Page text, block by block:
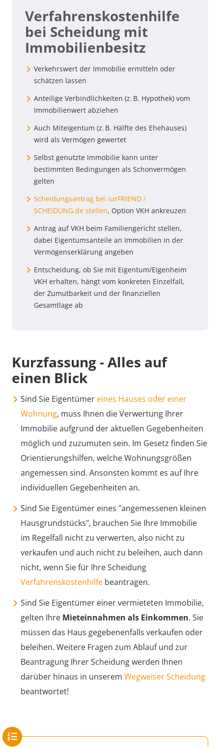
Verfahrenskostenhilfe
bei Scheidung mit
Immobilienbesitz
Verkehrswert der Immobilie ermitteln oder
schätzen lassen
Anteilige Verbindlichkeiten (z. B. Hypothek) vom
Immobilienwert abziehen
Auch Miteigentum (z. B. Hälfte des Ehehauses)
wird als Vermögen gewertet
Selbst genutzte Immobilie kann unter
bestimmten Bedingungen als Schonvermögen
gelten
Scheidungsantrag bei iurFRIEND /
SCHEIDUNG.de stellen, Option VKH ankreuzen
Antrag auf VKH beim Familiengericht stellen,
dabei Eigentumsanteile an Immobilien in der
Vermögenserklärung angeben
Entscheidung, ob Sie mit Eigentum/Eigenheim
VKH erhalten, hängt vom konkreten Einzelfall,
der Zumutbarkeit und der finanziellen
Gesamtlage ab
Kurzfassung - Alles auf
einen Blick
Sind Sie Eigentümer eines Hauses oder einer
Wohnung, muss Ihnen die Verwertung Ihrer
Immobilie aufgrund der aktuellen Gegebenheiten
möglich und zuzumuten sein. Im Gesetz finden Sie
Orientierungshilfen, welche Wohnungsgrößen
angemessen sind. Ansonsten kommt es auf Ihre
individuellen Gegebenheiten an.
Sind Sie Eigentümer eines "angemessenen kleinen
Hausgrundstücks", brauchen Sie Ihre Immobilie
im Regelfall nicht zu verwerten, also nicht zu
verkaufen und auch nicht zu beleihen, auch dann
nicht, wenn Sie für Ihre Scheidung
Verfahrenskostenhilfe beantragen.
Sind Sie Eigentümer einer vermieteten Immobilie,
gelten Ihre Mieteinnahmen als Einkommen. Sie
müssen das Haus gegebenenfalls verkaufen oder
beleihen. Weitere Fragen zum Ablauf und zur
Beantragung Ihrer Scheidung werden Ihnen
darüber hinaus in unserem Wegweiser Scheidung
beantwortet!